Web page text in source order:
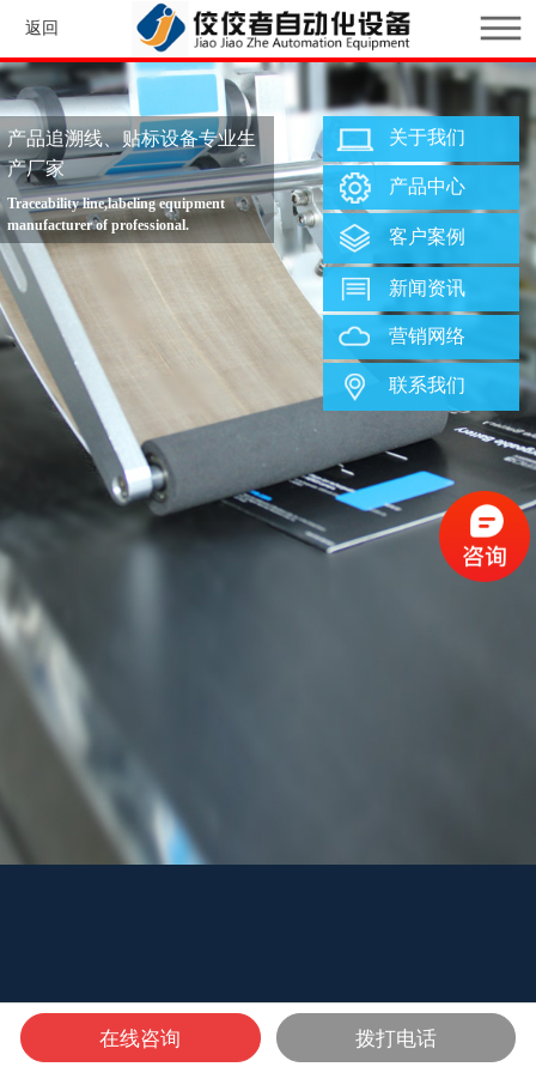
返回
产品追溯线、贴标设备专业生
产厂家
Traceability line,labeling equipment
manufacturer of professional.
关于我们
产品中心
客户案例
新闻资讯
营销网络
联系我们
在线咨询 拨打电话